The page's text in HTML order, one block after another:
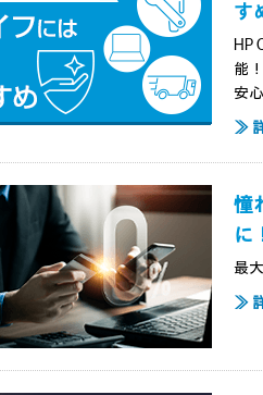
す
HP
能！
安
≫
憧
に
最
≫